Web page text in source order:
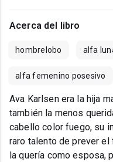
Acerca del libro
hombrelobo alfa
alfa femenino posesivo
Ava Karlsen era la hija
también la menos
cabello color fuego, su
raro talento de prever el
la quería como esposa,